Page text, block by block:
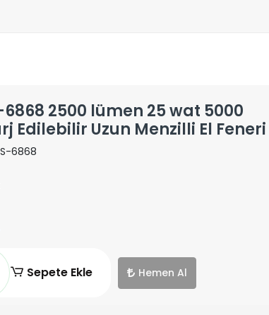
6868 2500 lümen 25 wat 5000
Edilebilir Uzun Menzilli El Feneri
6868
Sepete Ekle Hemen Al